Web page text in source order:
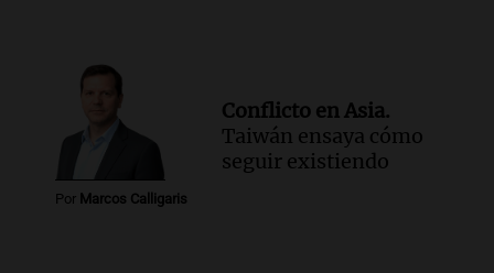
Por Marcos Calligaris
Conflicto en Asia.
Taiwán ensaya cómo
seguir existiendo